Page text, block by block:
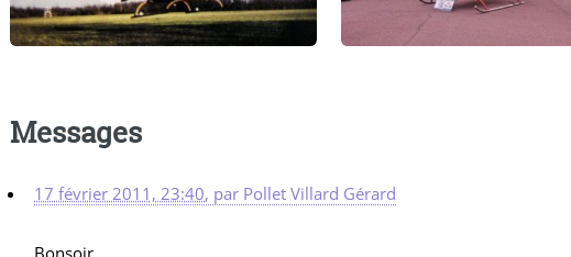
Messages
17 février 2011, 23:40, par Pollet Villard Gérard
Bonsoir,